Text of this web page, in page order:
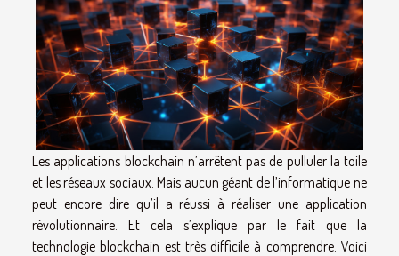
Les applications blockchain n’arrêtent pas de pulluler la toile
et les réseaux sociaux. Mais aucun géant de l’informatique ne
peut encore dire qu’il a réussi à réaliser une application
révolutionnaire. Et cela s’explique par le fait que la
technologie blockchain est très difficile à comprendre. Voici